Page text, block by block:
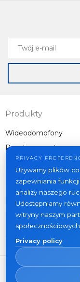
Twój
mail
Produkty
Wideodomofony
Panele zewnętrzne
Inny sprzęt
Kontakt
Gdzie kupić
PRIVACY
Używamy plików
zapewniania
analizy naszego
Udostępniamy
witryny naszym
Privacy policy